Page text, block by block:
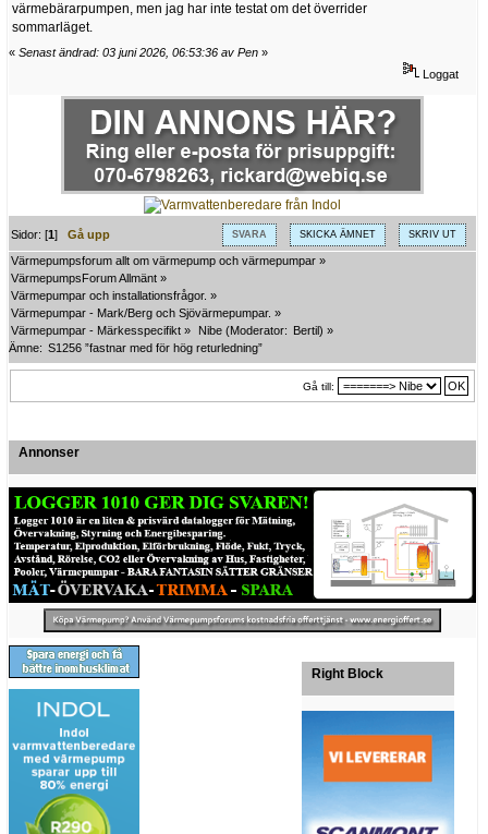
värmebärarpumpen, men jag har inte testat om det överrider
sommarläget.
« Senast ändrad: 03 juni 2026, 06:53:36 av Pen »
Loggat
SVARA SKICKA ÄMNET SKRIV UT
Sidor: [1]Gå upp
Värmepumpsforum allt om värmepump och värmepumpar »
VärmepumpsForum Allmänt »
Värmepumpar och installationsfrågor. »
Värmepumpar - Mark/Berg och Sjövärmepumpar. »
Värmepumpar - Märkesspecifikt » Nibe (Moderator: Bertil) »
Ämne: S1256 ”fastnar med för hög returledning”
Gå till:
Annonser
Right Block